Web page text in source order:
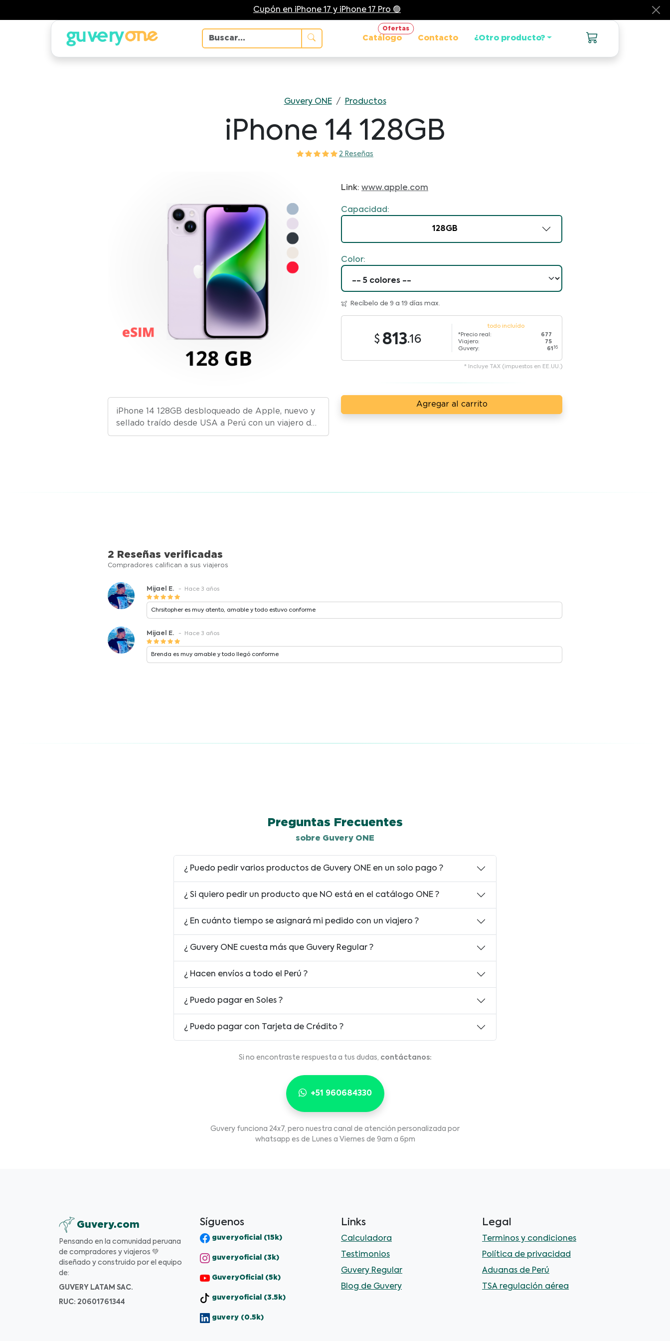
Cupón en iPhone 17 y iPhone 17 Pro 🟢
Catálogo
Ofertas
Contacto ¿Otro producto?
Guvery ONE/ Productos
iPhone 14 128GB
2 Reseñas
iPhone 14 128GB desbloqueado de Apple, nuevo y
sellado traído desde USA a Perú con un viajero de
Guvery.
ni los audífonos.
Link: www.apple.com
Capacidad:
128GB
Color:
Recíbelo de 9 a 19 días max.
813.16
todo incluído
*Precio real:
Viajero:
Guvery:
677
75
61 .16
* Incluye TAX (impuestos en EE.UU.)
Agregar al carrito
2 Reseñas verificadas
Compradores califican a sus viajeros
Mijael E. - Hace 3 años
Chrsitopher es muy atento, amable y todo estuvo conforme
Mijael E. - Hace 3 años
Brenda es muy amable y todo llegó conforme
Preguntas Frecuentes
sobre Guvery ONE
¿ Puedo pedir varios productos de Guvery ONE en un solo pago ?
¿ Si quiero pedir un producto que NO está en el catálogo ONE ?
¿ En cuánto tiempo se asignará mi pedido con un viajero ?
¿ Guvery ONE cuesta más que Guvery Regular ?
¿ Hacen envíos a todo el Perú ?
¿ Puedo pagar en Soles ?
¿ Puedo pagar con Tarjeta de Crédito ?
Si no encontraste respuesta a tus dudas, contáctanos:
+51 960684330
Guvery funciona 24x7, pero nuestra canal de atención personalizada por
whatsapp es de Lunes a Viernes de 9am a 6pm
Guvery.com
Pensando en la comunidad peruana
de compradores y viajeros 💚
diseñado y construido por el equipo
de:
GUVERY LATAM SAC.
RUC: 20601761344
Síguenos
guveryoficial (15k)
guveryoficial (3k)
GuveryOficial (5k)
guveryoficial (3.5k)
guvery (0.5k)
Links
Calculadora
Testimonios
Guvery Regular
Blog de Guvery
Legal
Terminos y condiciones
Política de privacidad
Aduanas de Perú
TSA regulación aérea